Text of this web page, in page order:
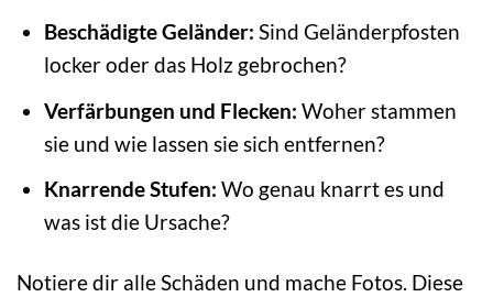
Beschädigte Geländer: Sind Geländerpfosten
locker oder das Holz gebrochen?
Verfärbungen und Flecken: Woher stammen
sie und wie lassen sie sich entfernen?
Knarrende Stufen: Wo genau knarrt es und
was ist die Ursache?
Notiere dir alle Schäden und mache Fotos. Diese